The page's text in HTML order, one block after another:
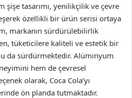
şişe tasarımı, yenilikçilik ve çevre
özellikli bir ürün serisi ortaya
markanın sürdürülebilirlik
tüketicilere kaliteli ve estetik bir
da sürdürmektedir. Alüminyum
hem de çevresel
olarak, Coca Cola’yı
ön planda tutmaktadır.